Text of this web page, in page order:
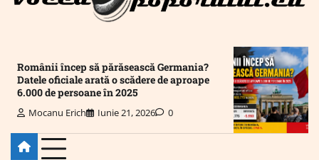
Românii încep să părăsească Germania?
Datele oficiale arată o scădere de aproape
6.000 de persoane în 2025
Mocanu Erich Iunie 21, 2026 0